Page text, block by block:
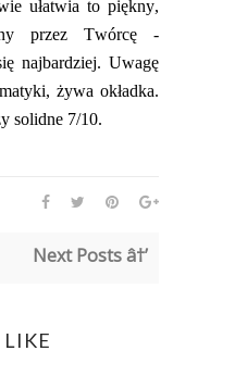
ułatwia to piękny,
przez
Twórcę -
najbardziej. Uwagę
żywa okładka.
solidne 7/10.
Next Posts â†’
LIKE